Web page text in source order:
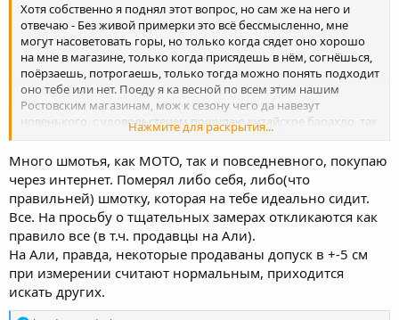
Хотя собственно я поднял этот вопрос, но сам же на него и
отвечаю - Без живой примерки это всё бессмысленно, мне
могут насоветовать горы, но только когда сядет оно хорошо
на мне в магазине, только когда присядешь в нём, согнёшься,
поёрзаешь, потрогаешь, только тогда можно понять подходит
оно тебе или нет. Поеду я ка весной по всем этим нашим
Ростовским магазинам, мож к сезону чего да навезут
новенького, с удовольствием пощупаю китайское барахло, так
как оно заметно дешевле, и не всегда на столько хуже, а всякие
Scott-ты в последнюю очередь буду мерить. Жаль выбор
ограничен в сравнении с Москвой той же, но буду выбирать из
того, что есть на местах.
Нажмите для раскрытия...
Много шмотья, как МОТО, так и повседневного, покупаю
через интернет. Померял либо себя, либо(что
правильней) шмотку, которая на тебе идеально сидит.
Все. На просьбу о тщательных замерах откликаются как
правило все (в т.ч. продавцы на Али).
На Али, правда, некоторые продаваны допуск в +-5 см
при измерении считают нормальным, приходится
искать других.